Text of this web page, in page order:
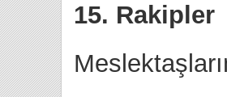
15. Rakipler